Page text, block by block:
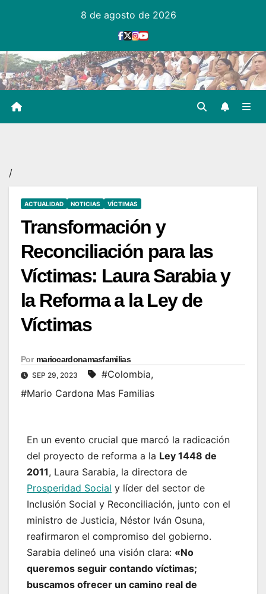
8 de agosto de 2026
/
ACTUALIDAD NOTICIAS VÍCTIMAS
Transformación y
Reconciliación para las
Víctimas: Laura Sarabia y
la Reforma a la Ley de
Víctimas
Por mariocardonamasfamilias
SEP 29, 2023 #Colombia,
#Mario Cardona Mas Familias
En un evento crucial que marcó la radicación
del proyecto de reforma a la Ley 1448 de
2011, Laura Sarabia, la directora de
Prosperidad Social y líder del sector de
Inclusión Social y Reconciliación, junto con el
ministro de Justicia, Néstor Iván Osuna,
reafirmaron el compromiso del gobierno.
Sarabia delineó una visión clara: «No
queremos seguir contando víctimas;
buscamos ofrecer un camino real de